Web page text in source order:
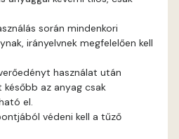
Gold-yellow E
Graphit D
során mindenkori
irányelvnek megfelelően kell
használat után
később az anyag csak
el.
védeni kell a tűző